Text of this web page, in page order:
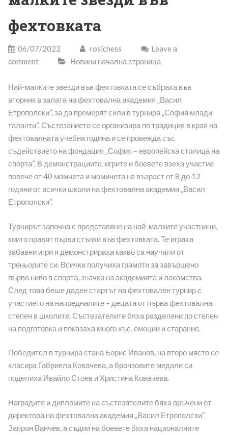
фехтовката
06/07/2022 rosichess
Leave a
comment
Новини начална страница
Най-малките звезди във фехтовката се събраха във
вторник в залата на фехтовална академия „Васил
Етрополски“, за да премерят сили в турнира „София млади
таланти“. Състезанието се организира по традиция в края на
фехтовалната учебна година и се провежда със
съдействието на фондация „София – европейска столица на
спорта“. В демонстрациите, игрите и боевете взеха участие
повече от 40 момчета и момичета на възраст от 8 до 12
години от всички школи на фехтовална академия „Васил
Етрополски“.
Турнирът започна с представяне на най-малките участници,
които правят първи стъпки във фехтовката. Те играха
забавни игри и демонстрираха какво са научили от
треньорите си. Всички получиха грамоти за завършено
първо ниво в спорта, значка на академията и лакомства.
След това беше даден стартът на фехтовален турнир с
участието на напредналите – децата от първа фехтовална
степен в школите. Състезателите бяха разделени по степен
на подготовка и показаха много хъс, емоции и старание.
Победител в турнира стана Борис Иванов, на второ място се
класира Габриела Ковачева, а бронзовите медали си
поделиха Ивайло Стоев и Христина Ковачева.
Наградите и дипломите на състезателите бяха връчени от
директора на фехтовална академия „Васил Етрополски“
Запрян Ванчев, а съдии на боевете бяха националните